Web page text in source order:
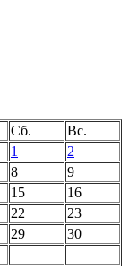
Сб.
Вс.
1
2
8
9
15
16
22
23
29
30